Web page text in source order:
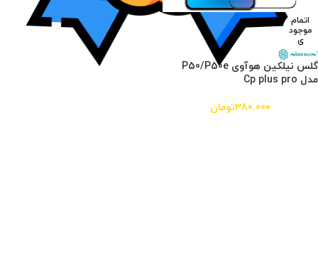
اتمام
موجود
ی
گلس نیلکین هوآوی P50/P50e
مدل Cp plus pro
380.000تومان